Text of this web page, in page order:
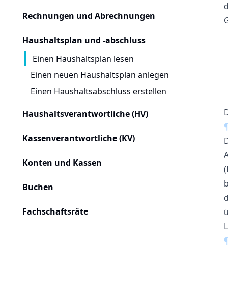
Rechnungen und Abrechnungen
Haushaltsplan und -abschluss
Einen Haushaltsplan lesen
Einen neuen Haushaltsplan anlegen
Einen Haushaltsabschluss erstellen
Haushaltsverantwortliche (HV)
Kassenverantwortliche (KV)
Konten und Kassen
Buchen
Fachschaftsräte